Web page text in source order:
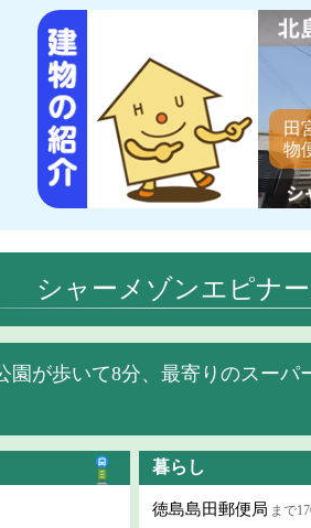
田
物
シャーメゾンエピナ
園が歩いて8分、最寄りのスー
暮らし
徳島島田郵便局 まで